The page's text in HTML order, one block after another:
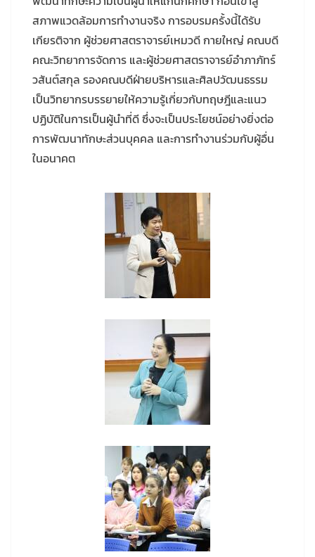
สภาพแวดล้อมการทำงานจริง การอบรมครั้งนี้ได้รับ
เกียรติจาก ผู้ช่วยศาสตราจารย์เหมวดี กายใหญ่ คณบดี
คณะวิทยาการจัดการ และผู้ช่วยศาสตราจารย์อำภาภัทร์
วสันต์สกุล รองคณบดีฝ่ายบริหารและศิลปวัฒนธรรม
เป็นวิทยากรบรรยายให้ความรู้เกี่ยวกับทฤษฎีและแนว
ปฏิบัติในการเป็นผู้นำที่ดี ซึ่งจะเป็นประโยชน์อย่างยิ่งต่อ
การพัฒนาทักษะส่วนบุคคล และการทำงานร่วมกับผู้อื่น
ในอนาคต